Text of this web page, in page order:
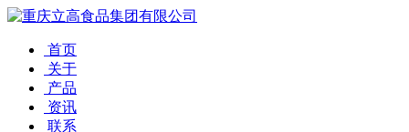
首页
关于
产品
资讯
联系